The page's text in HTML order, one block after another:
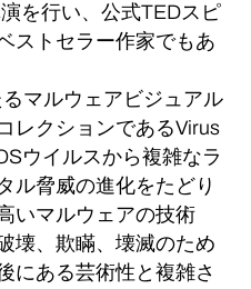
を行い、公式TEDスピ
ストセラー作家でもあ
マルウェアビジュアル
レクションであるVirus
ウイルスから複雑なラ
ル脅威の進化をたどり
いマルウェアの技術
壊、欺瞞、壊滅のため
にある芸術性と複雑さ